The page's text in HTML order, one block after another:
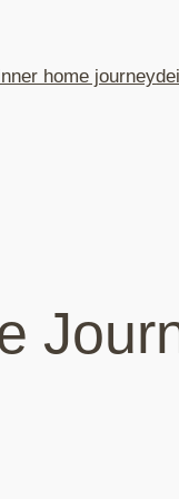
home journey